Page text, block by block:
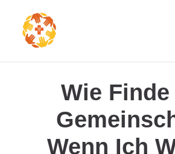
Wie Finde
Wenn Ich